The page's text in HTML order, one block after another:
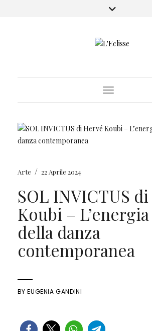
Toggle
Arte / 22 Aprile 2024
SOL INVICTUS
Koubi –
della danza
contemporanea
BYEUGENIA GANDINI